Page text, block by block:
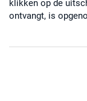
klikken op de
ontvangt, is